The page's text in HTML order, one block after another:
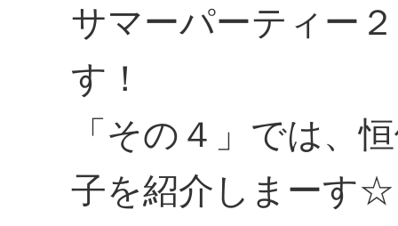
サマーパーティー
す！
「その４」では、
子を紹介しまーす☆